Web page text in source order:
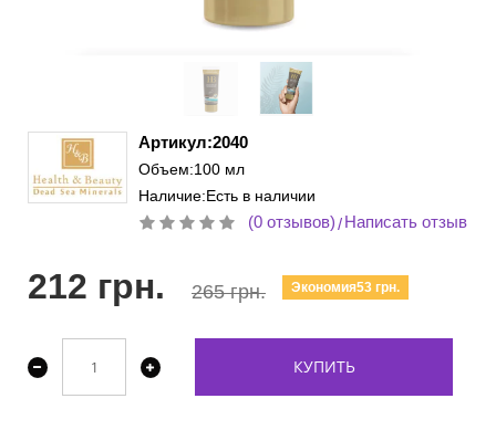
Артикул:2040
Объем:100 мл
Наличие:Есть в наличии
(0 отзывов)/Написать отзыв
212 грн. 265 грн. Экономия53 грн.
КУПИТЬ